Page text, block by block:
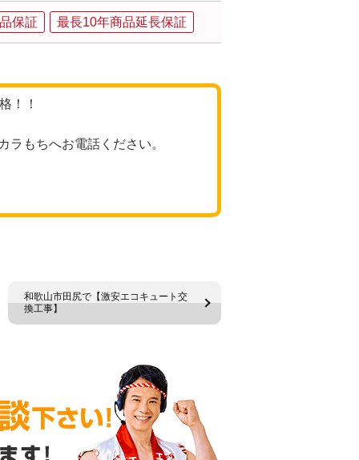
保証 最長10年商品延長保証
！！
ラもちへお電話ください。
和歌山市田尻で【激安エコキュート交
換工事】